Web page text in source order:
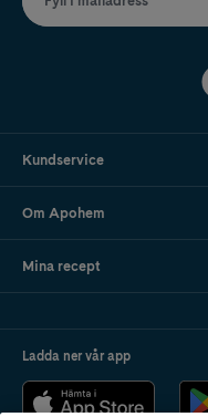
Kundservice
Om Apohem
Mina recept
Ladda ner vår app